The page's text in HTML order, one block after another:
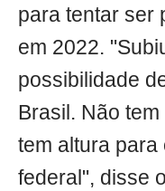
para tentar ser
em 2022.
possibilidade
Brasil. Não
tem altura
federal", disse